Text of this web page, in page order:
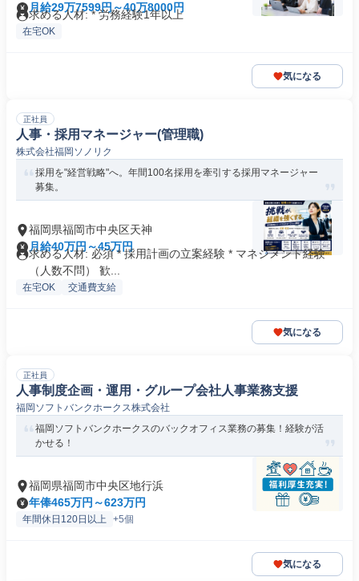
月給29万7599円～40万8000円
求める人材: * 労務経験1年以上
在宅OK
気になる
正社員
人事・採用マネージャー(管理職)
株式会社福岡ソノリク
採用を"経営戦略"へ。年間100名採用を牽引する採用マネージャー
募集。
福岡県福岡市中央区天神
月給40万円～45万円
求める人材: 必須 * 採用計画の立案経験 * マネジメント経験
（人数不問） 歓...
在宅OK 交通費支給
気になる
正社員
人事制度企画・運用・グループ会社人事業務支援
福岡ソフトバンクホークス株式会社
福岡ソフトバンクホークスのバックオフィス業務の募集！経験が活
かせる！
福岡県福岡市中央区地行浜
年俸465万円～623万円
年間休日120日以上 +5個
気になる